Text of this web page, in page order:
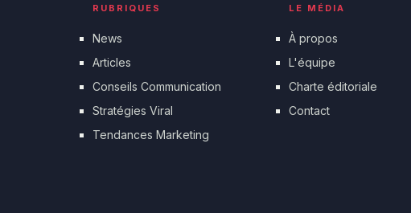
RUBRIQUES
News
Articles
Conseils Communication
Stratégies Viral
Tendances Marketing
LE MÉDIA
À propos
L'équipe
Charte éditoriale
Contact